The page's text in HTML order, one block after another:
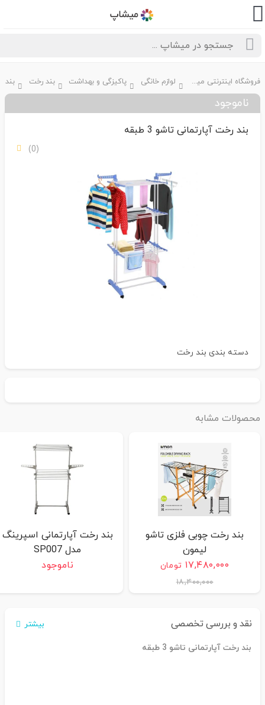
فروشگاه اینترنتی میشاپ لوازم خانگی پاکیزگی و بهداشت بند رخت
ناموجود
بند رخت آپارتمانی تاشو 3 طبقه
دسته بندیبند رخت
مشابه
بند رخت چوبی فلزی تاشو
لیمون
۱۷,۴۸۰,۰۰۰ تومان
۱۸,۴۰۰,۰۰۰
بند رخت آپارتمانی اسپرینگ
مدل SP007
ناموجود
نقد و بررسی تخصصی بیشتر
بند رخت آپارتمانی تاشو 3 طبقه